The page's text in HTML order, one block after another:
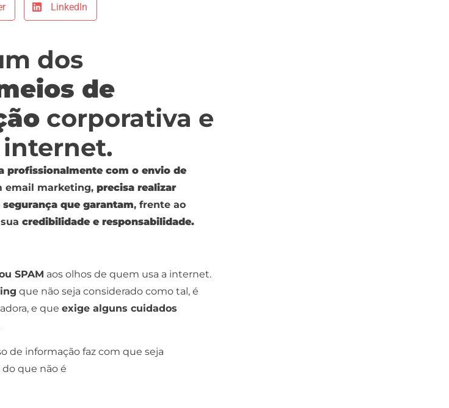
LinkedIn
dos
de
corporativa e
internet.
profissionalmente com o envio de
email marketing, precisa realizar
que garantam, frente ao
credibilidade e responsabilidade.
SPAM aos olhos de quem usa a internet.
que não seja considerado como tal, é
e que exige alguns cuidados